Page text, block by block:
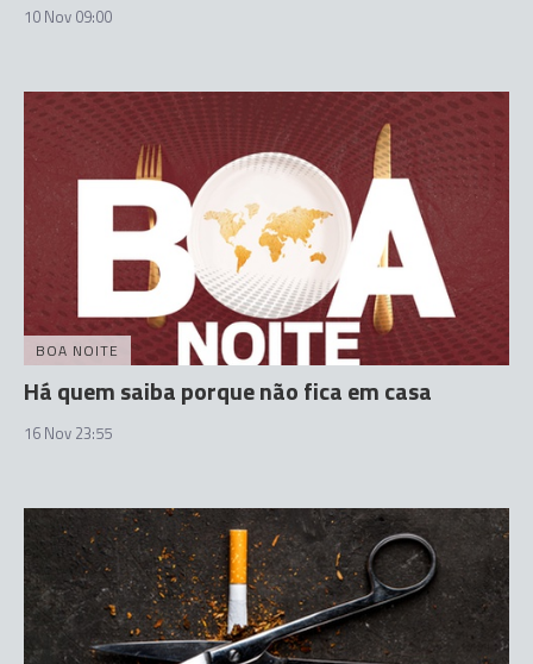
10 Nov 09:00
BOA NOITE
Há quem saiba porque não fica em casa
16 Nov 23:55